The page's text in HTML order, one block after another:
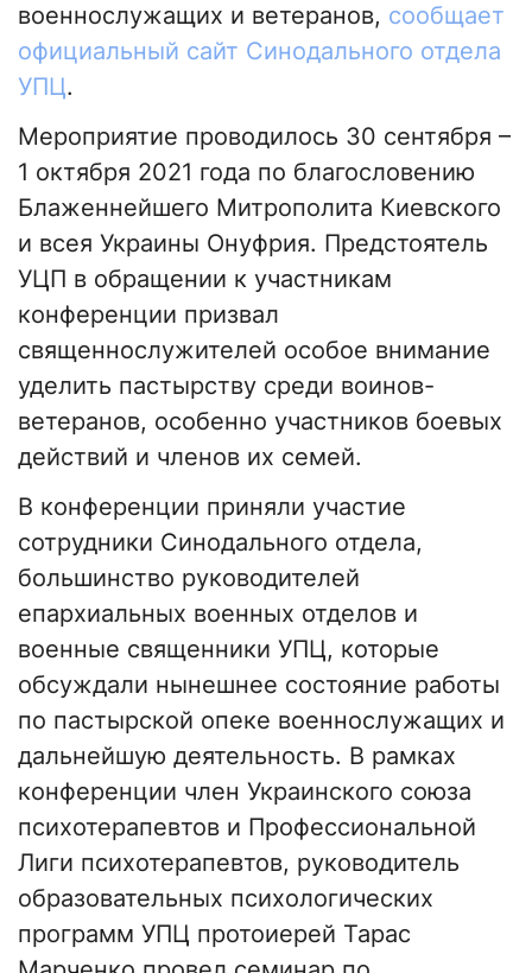
военнослужащих и ветеранов, сообщает
официальный сайт Синодального отдела
УПЦ.
Мероприятие проводилось 30 сентября –
1 октября 2021 года по благословению
Блаженнейшего Митрополита Киевского
и всея Украины Онуфрия. Предстоятель
УЦП в обращении к участникам
конференции призвал
священнослужителей особое внимание
уделить пастырству среди воинов-
ветеранов, особенно участников боевых
действий и членов их семей.
В конференции приняли участие
сотрудники Синодального отдела,
большинство руководителей
епархиальных военных отделов и
военные священники УПЦ, которые
обсуждали нынешнее состояние работы
по пастырской опеке военнослужащих и
дальнейшую деятельность. В рамках
конференции член Украинского союза
психотерапевтов и Профессиональной
Лиги психотерапевтов, руководитель
образовательных психологических
программ УПЦ протоиерей Тарас